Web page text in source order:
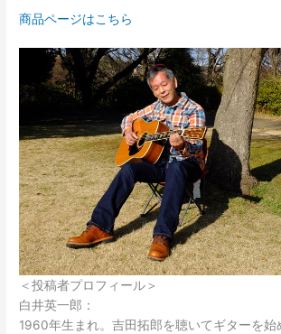
商品ページはこちら
＜投稿者プロフィール＞
白井英一郎：
1960年生まれ。吉田拓郎を聴いてギターを始